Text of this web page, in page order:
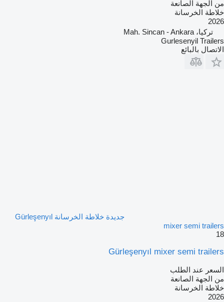
من الجهة الصانعة
خلاطة الخرسانة
2026
تركيا، Mah. Sincan - Ankara
Gurlesenyil Trailers
الاتصال بالبائع
جديدة خلاطة الخرسانة Gürleşenyıl
mixer semi trailers
18
Gürleşenyıl mixer semi trailers
السعر عند الطلب
من الجهة الصانعة
خلاطة الخرسانة
2026